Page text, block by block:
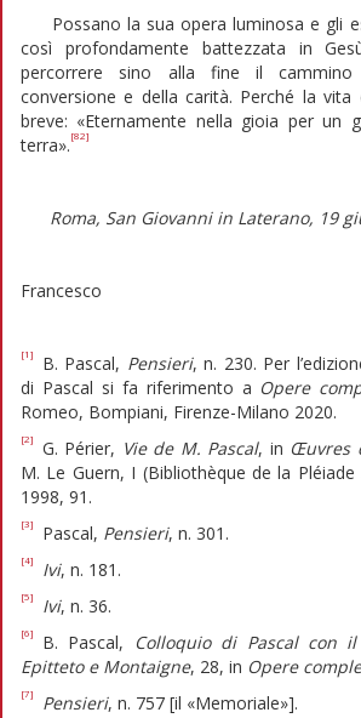
Possano la sua opera luminosa e gli
così profondamente battezzata in
percorrere sino alla fine il
conversione e della carità. Perché la
breve: «Eternamente nella gioia per un
terra». [82]
Roma, San Giovanni in Laterano, 19
Francesco
[1] B. Pascal, Pensieri, n. 230. Per
di Pascal si fa riferimento a Opere
Romeo, Bompiani, Firenze-Milano 2020.
[2] G. Périer, Vie de M. Pascal, in Œuvres
M. Le Guern, I (Bibliothèque de la Pléiade
1998, 91.
[3] Pascal, Pensieri, n. 301.
[4] Ivi, n. 181.
[5] Ivi, n. 36.
[6] B. Pascal,
Colloquio di Pascal con
Epitteto e Montaigne, 28, in Opere
[7] Pensieri, n. 757 [il «Memoriale»].